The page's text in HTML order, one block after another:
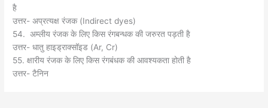
है
उत्तर- अप्रत्यक्ष रंजक (Indirect dyes)
54. अम्लीय रंजक के लिए किस रंगबन्धक की जरुरत पड़ती है
उत्तर- धातु हाइड्राक्सॉइड (Ar, Cr)
55. क्षारीय रंजक के लिए किस रंगबंधक की आवश्यकता होती है
उत्तर- टैनिन